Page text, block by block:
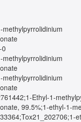
methylpyrrolidinium
methylpyrrolidinium
methylpyrrolidinium
Ethyl-1-
99.5%;1-ethyl-1-